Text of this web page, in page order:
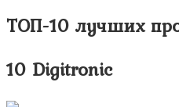
ТОП-10 лучших
10 Digitronic